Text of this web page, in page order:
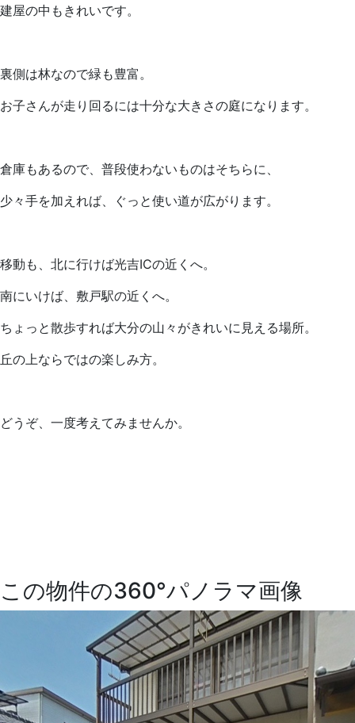
建屋の中もきれいです。
裏側は林なので緑も豊富。
お子さんが走り回るには十分な大きさの庭になります。
倉庫もあるので、普段使わないものはそちらに、
少々手を加えれば、ぐっと使い道が広がります。
移動も、北に行けば光吉ICの近くへ。
南にいけば、敷戸駅の近くへ。
ちょっと散歩すれば大分の山々がきれいに見える場所。
丘の上ならではの楽しみ方。
どうぞ、一度考えてみませんか。
この物件の360°パノラマ画像